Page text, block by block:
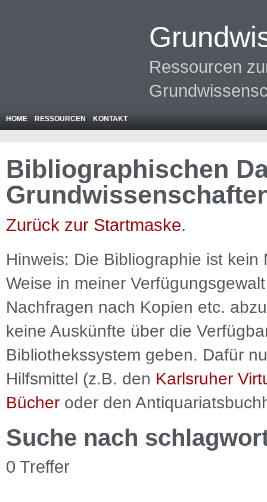
Ressourcen
HOME RESSOURCEN KONTAKT
Bibliographischen
Zurück zur Startmaske.
Hinweis: Die Bibliographie ist kein
Weise in meiner
Nachfragen nach Kopien etc.
keine Auskünfte über die
Bibliothekssystem geben. Dafür
Hilfsmittel (z.B. den Karlsruher
Bücher oder den
Suche nach
0 Treffer